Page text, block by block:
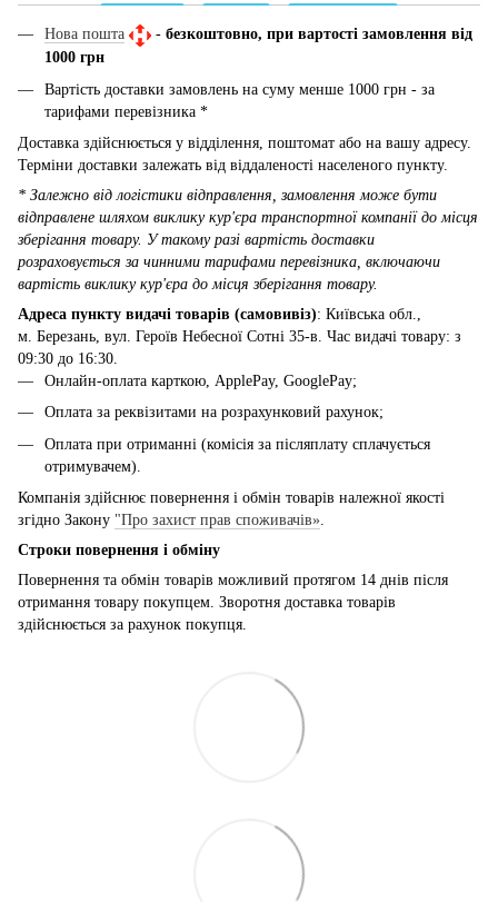
Нова пошта - безкоштовно, при вартості замовлення від
1000 грн
Вартість доставки замовлень на суму менше 1000 грн - за
тарифами перевізника *
Доставка здійснюється у відділення, поштомат або на вашу адресу.
Терміни доставки залежать від віддаленості населеного пункту.
* Залежно від логістики відправлення, замовлення може бути
відправлене шляхом виклику кур'єра транспортної компанії до місця
зберігання товару. У такому разі вартість доставки
розраховується за чинними тарифами перевізника, включаючи
вартість виклику кур'єра до місця зберігання товару.
Адреса пункту видачі товарів (самовивіз): Київська обл.,
м. Березань, вул. Героїв Небесної Сотні 35-в. Час видачі товару: з
09:30 до 16:30.
Онлайн-оплата карткою, ApplePay, GooglePay;
Оплата за реквізитами на розрахунковий рахунок;
Оплата при отриманні (комісія за післяплату сплачується
отримувачем).
Компанія здійснює повернення і обмін товарів належної якості
згідно Закону "Про захист прав споживачів».
Строки повернення і обміну
Повернення та обмін товарів можливий протягом 14 днів після
отримання товару покупцем. Зворотня доставка товарів
здійснюється за рахунок покупця.